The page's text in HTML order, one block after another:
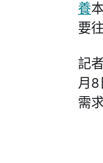
養
要
記
月8
需